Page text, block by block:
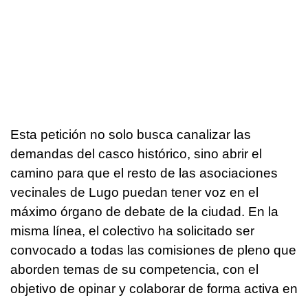
Esta petición no solo busca canalizar las
demandas del casco histórico, sino abrir el
camino para que el resto de las asociaciones
vecinales de Lugo puedan tener voz en el
máximo órgano de debate de la ciudad. En la
misma línea, el colectivo ha solicitado ser
convocado a todas las comisiones de pleno que
aborden temas de su competencia, con el
objetivo de opinar y colaborar de forma activa en